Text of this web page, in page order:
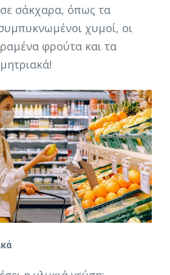
σε σάκχαρα, όπως τα
χυμοί, οι
φρούτα και τα